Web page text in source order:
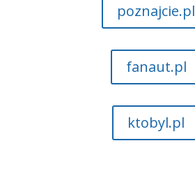
poznajcie.pl
fanaut.pl
ktobyl.pl